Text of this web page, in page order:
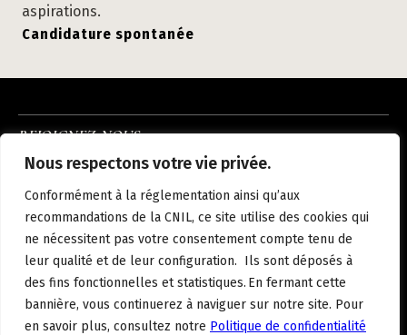
Nous respectons votre vie privée.
Conformément à la réglementation ainsi qu’aux
recommandations de la CNIL, ce site utilise des cookies qui
ne nécessitent pas votre consentement compte tenu de
leur qualité et de leur configuration. Ils sont déposés à
des fins fonctionnelles et statistiques. En fermant cette
bannière, vous continuerez à naviguer sur notre site. Pour
en savoir plus, consultez notre Politique de confidentialité
aspirations.
Candidature spontanée
REJOIGNEZ-NOUS
NOUS REJOINDRE
MENTIONS LÉGALESPOLITIQUE DE CONFIDENTIALITÉ
FR